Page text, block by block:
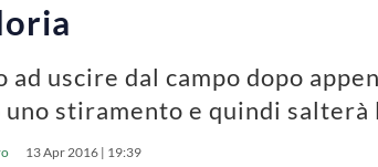
ad uscire dal campo dopo
stiramento e quindi
13 Apr 2016 | 19:39